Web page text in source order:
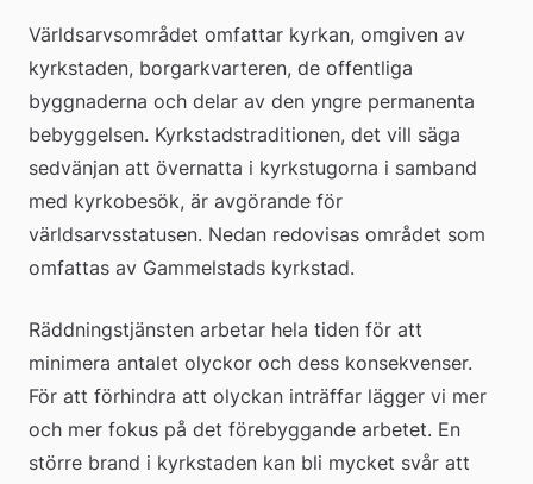
Världsarvsområdet omfattar kyrkan, omgiven av
kyrkstaden, borgarkvarteren, de offentliga
byggnaderna och delar av den yngre permanenta
bebyggelsen. Kyrkstadstraditionen, det vill säga
sedvänjan att övernatta i kyrkstugorna i samband
med kyrkobesök, är avgörande för
världsarvsstatusen. Nedan redovisas området som
omfattas av Gammelstads kyrkstad.
Räddningstjänsten arbetar hela tiden för att
minimera antalet olyckor och dess konsekvenser.
För att förhindra att olyckan inträffar lägger vi mer
och mer fokus på det förebyggande arbetet. En
större brand i kyrkstaden kan bli mycket svår att